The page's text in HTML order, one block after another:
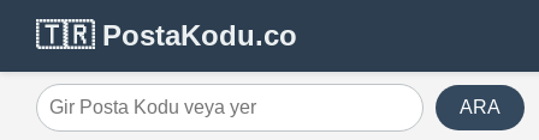
🇹🇷 PostaKodu.co
Gir Posta Kodu veya yer ARA